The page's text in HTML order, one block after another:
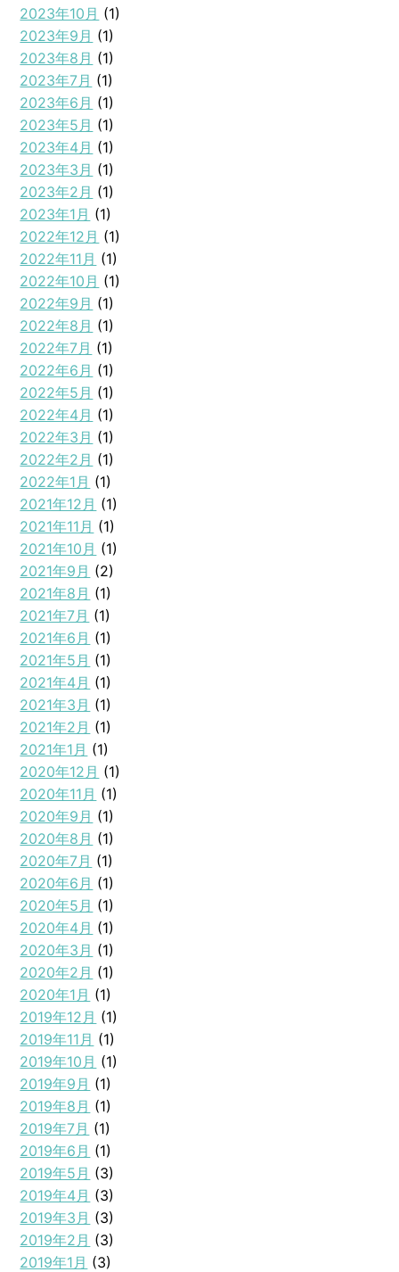
2023年10月 (1)
2023年9月 (1)
2023年8月 (1)
2023年7月 (1)
2023年6月 (1)
2023年5月 (1)
2023年4月 (1)
2023年3月 (1)
2023年2月 (1)
2023年1月 (1)
2022年12月 (1)
2022年11月 (1)
2022年10月 (1)
2022年9月 (1)
2022年8月 (1)
2022年7月 (1)
2022年6月 (1)
2022年5月 (1)
2022年4月 (1)
2022年3月 (1)
2022年2月 (1)
2022年1月 (1)
2021年12月 (1)
2021年11月 (1)
2021年10月 (1)
2021年9月 (2)
2021年8月 (1)
2021年7月 (1)
2021年6月 (1)
2021年5月 (1)
2021年4月 (1)
2021年3月 (1)
2021年2月 (1)
2021年1月 (1)
2020年12月 (1)
2020年11月 (1)
2020年9月 (1)
2020年8月 (1)
2020年7月 (1)
2020年6月 (1)
2020年5月 (1)
2020年4月 (1)
2020年3月 (1)
2020年2月 (1)
2020年1月 (1)
2019年12月 (1)
2019年11月 (1)
2019年10月 (1)
2019年9月 (1)
2019年8月 (1)
2019年7月 (1)
2019年6月 (1)
2019年5月 (3)
2019年4月 (3)
2019年3月 (3)
2019年2月 (3)
2019年1月 (3)